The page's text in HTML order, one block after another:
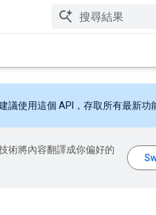
議使用這個 API，存取所有最新功
術將內容翻譯成你偏好的